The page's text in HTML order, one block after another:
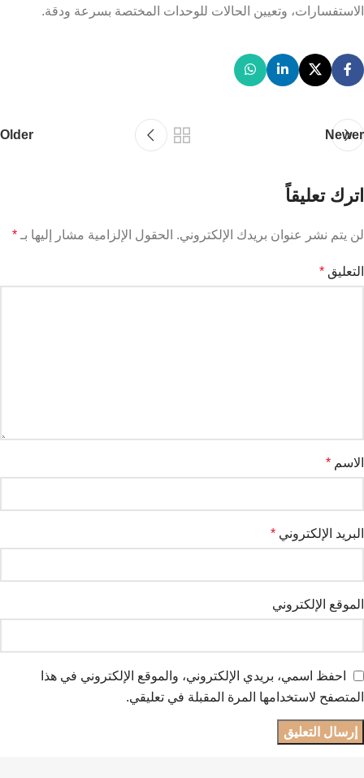
الاستفسارات، وتعيين الحالات للوحدات المختصة بسرعة ودقة.
Newer
Older
اترك تعليقاً
لن يتم نشر عنوان بريدك الإلكتروني. الحقول الإلزامية مشار إليها بـ *
التعليق *
الاسم *
البريد الإلكتروني *
الموقع الإلكتروني
احفظ اسمي، بريدي الإلكتروني، والموقع الإلكتروني في هذا
المتصفح لاستخدامها المرة المقبلة في تعليقي.